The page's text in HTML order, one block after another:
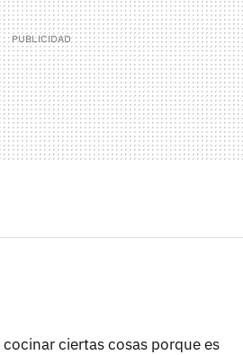
ciertas cosas porque es